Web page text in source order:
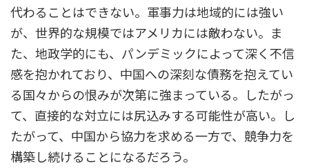
代わることはできない。軍事力は地域的には強い
が、世界的な規模ではアメリカには敵わない。ま
た、地政学的にも、パンデミックによって深く不信
感を抱かれており、中国への深刻な債務を抱えてい
る国々からの恨みが次第に強まっている。したがっ
て、直接的な対立には尻込みする可能性が高い。し
たがって、中国から協力を求める一方で、競争力を
構築し続けることになるだろう。